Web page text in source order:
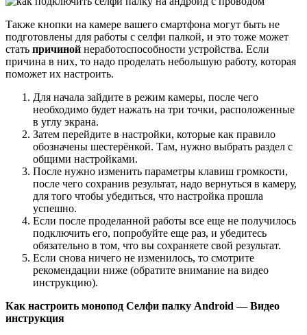
Также кнопки на камере вашего смартфона могут быть не
подготовлены для работы с селфи палкой, и это тоже может
стать причиной неработоспособности устройства. Если
причина в них, то надо проделать небольшую работу, которая
поможет их настроить.
Для начала зайдите в режим камеры, после чего
необходимо будет нажать на три точки, расположенные
в углу экрана.
Затем перейдите в настройки, которые как правило
обозначены шестерёнкой. Там, нужно выбрать раздел с
общими настройками.
После нужно изменить параметры клавиш громкости,
после чего сохранив результат, надо вернуться в камеру,
для того чтобы убедиться, что настройка прошла
успешно.
Если после проделанной работы все еще не получилось
подключить его, попробуйте еще раз, и убедитесь
обязательно в том, что вы сохраняете свой результат.
Если снова ничего не изменилось, то смотрите
рекомендации ниже (обратите внимание на видео
инструкцию).
Как настроить монопод Селфи палку Android — Видео
инструкция